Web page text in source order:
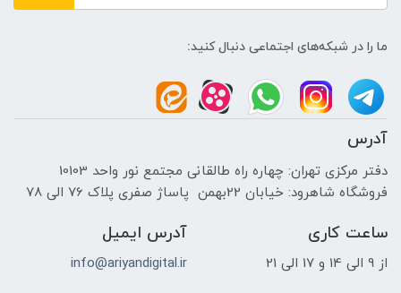
ما را در شبکه‌های اجتماعی دنبال کنید:
آدرس
دفتر مرکزی تهران: چهاره راه طالقانی مجتمع نور واحد 10103
فروشگاه شاهرود: خیابان 22بهمن پاساژ صفری پلاک 76 الی 78
ساعت کاری
از 9 الی 14 و 17 الی 21
آدرس ایمیل
info@ariyandigital.ir